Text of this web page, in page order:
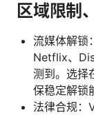
区域限制
流媒体解锁
Netflix、
测到。选择
保稳定解锁
法律合规：